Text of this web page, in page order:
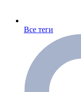
Все теги